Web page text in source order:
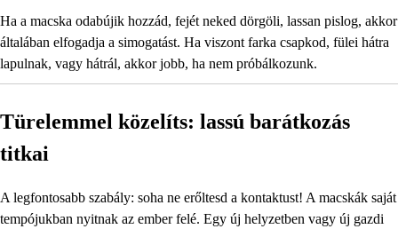
Ha a macska odabújik hozzád, fejét neked dörgöli, lassan pislog, akkor
általában elfogadja a simogatást. Ha viszont farka csapkod, fülei hátra
lapulnak, vagy hátrál, akkor jobb, ha nem próbálkozunk.
Türelemmel közelíts: lassú barátkozás
titkai
A legfontosabb szabály: soha ne erőltesd a kontaktust! A macskák saját
tempójukban nyitnak az ember felé. Egy új helyzetben vagy új gazdi